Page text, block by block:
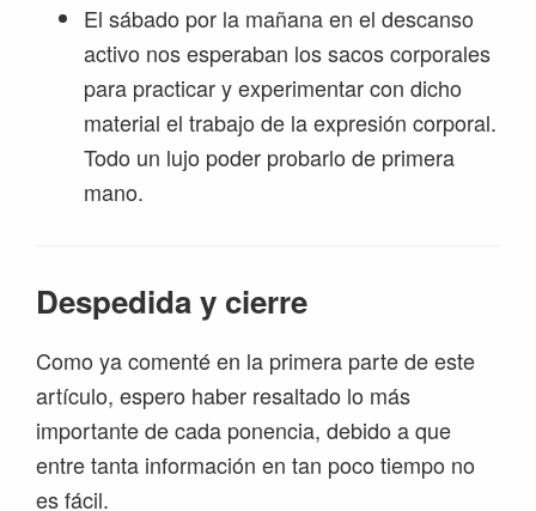
El sábado por la mañana en el descanso
activo nos esperaban los sacos corporales
para practicar y experimentar con dicho
material el trabajo de la expresión corporal.
Todo un lujo poder probarlo de primera
mano.
Despedida y cierre
Como ya comenté en la primera parte de este
artículo, espero haber resaltado lo más
importante de cada ponencia, debido a que
entre tanta información en tan poco tiempo no
es fácil.